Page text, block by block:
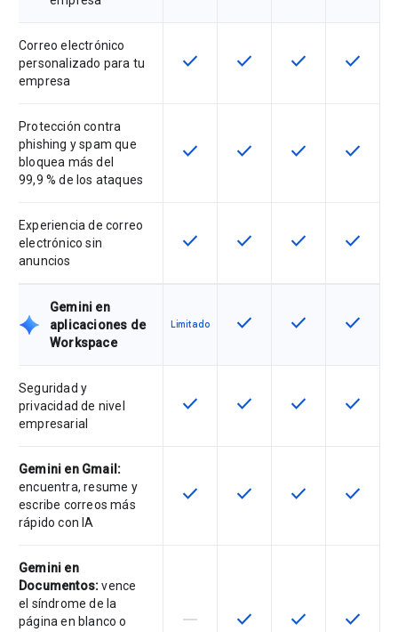
Correo electrónico
personalizado para tu
empresa
Esta función está disponible para
check Esta función está
check Esta función
check Esta
check
Protección contra
phishing y spam que
bloquea más del
99,9 % de los ataques
Esta función está disponible para
check Esta función está
check Esta función
check Esta
check
Experiencia de correo
electrónico sin
anuncios
Esta función está disponible para
check Esta función está
check Esta función
check Esta
check
Gemini en
aplicaciones de
Workspace
Limitado Esta función está
check Esta función
check Esta
check
Seguridad y
privacidad de nivel
empresarial
Esta función está disponible para
check Esta función está
check Esta función
check Esta
check
Gemini en Gmail:
encuentra, resume y
escribe correos más
rápido con IA
Esta función está disponible para
check Esta función está
check Esta función
check Esta
check
Gemini en
Documentos:vence
el síndrome de la
página en blanco o
Esta función no es compatible con
horizontal_rule Esta función está
check Esta función
check Esta
check